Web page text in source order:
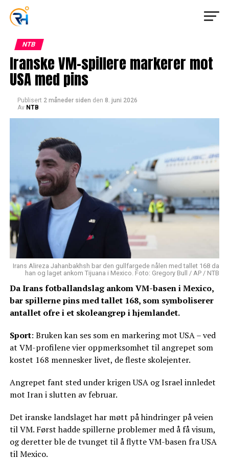
NTB
Iranske VM-spillere markerer mot
USA med pins
Publisert 2 måneder siden den 8. juni 2026
Av NTB
Irans Alireza Jahanbakhsh bar den gullfargede nålen med tallet 168 da
han og laget ankom Tijuana i Mexico. Foto: Gregory Bull / AP / NTB
Da Irans fotballandslag ankom VM-basen i Mexico,
bar spillerne pins med tallet 168, som symboliserer
antallet ofre i et skoleangrep i hjemlandet.
Sport: Bruken kan ses som en markering mot USA – ved
at VM-profilene vier oppmerksomhet til angrepet som
kostet 168 mennesker livet, de fleste skolejenter.
Angrepet fant sted under krigen USA og Israel innledet
mot Iran i slutten av februar.
Det iranske landslaget har møtt på hindringer på veien
til VM. Først hadde spillerne problemer med å få visum,
og deretter ble de tvunget til å flytte VM-basen fra USA
til Mexico.